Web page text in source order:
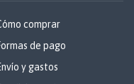
comprar
de pago
y gastos